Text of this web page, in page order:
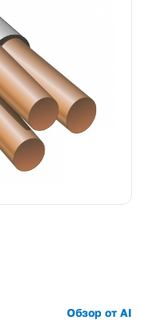
Обзор от AI